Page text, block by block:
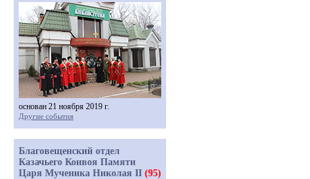
основан 21 ноября 2019 г.
Другие события
Благовещенский отдел
Казачьего Конвоя Памяти
Царя Мученика Николая II (95)